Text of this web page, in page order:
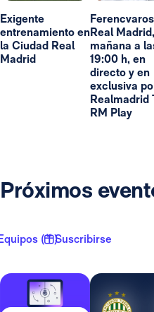
Exigente
entrenamiento en
la Ciudad Real
Madrid
Real Madrid,
mañana a
19:00 h, en
directo y en
exclusiva
Realmadrid
RM Play
Próximos
( 1 )Suscribirse